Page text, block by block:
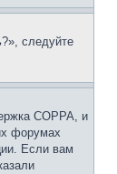
следуйте
COPPA, и
форумах
Если вам